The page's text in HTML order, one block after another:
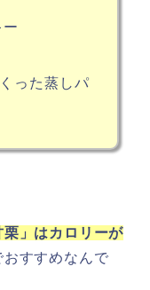
った蒸しパ
栗」はカロリーが
おすすめなんで